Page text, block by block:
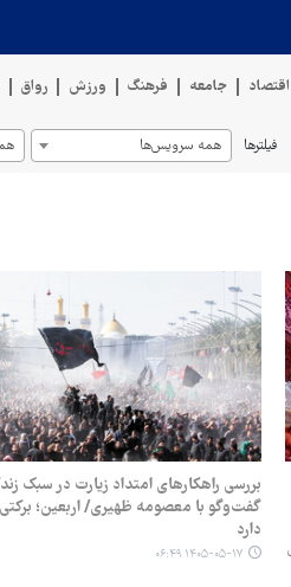
اقتصاد جامعه فرهنگ ورزش رواق
فیلترها همه سرویس‌ها
بررسی راهکارهای امتداد زیارت در سبک
گفت‌وگو با معصومه ظهیری/ ‏اربعین؛
دارد
۱۴۰۵-۰۵-۱۷ ۰۶:۴۹